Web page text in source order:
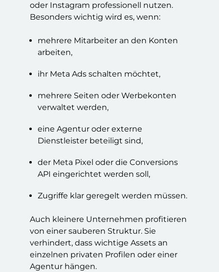
oder Instagram professionell nutzen.
Besonders wichtig wird es, wenn:
mehrere Mitarbeiter an den Konten
arbeiten,
ihr Meta Ads schalten möchtet,
mehrere Seiten oder Werbekonten
verwaltet werden,
eine Agentur oder externe
Dienstleister beteiligt sind,
der Meta Pixel oder die Conversions
API eingerichtet werden soll,
Zugriffe klar geregelt werden müssen.
Auch kleinere Unternehmen profitieren
von einer sauberen Struktur. Sie
verhindert, dass wichtige Assets an
einzelnen privaten Profilen oder einer
Agentur hängen.